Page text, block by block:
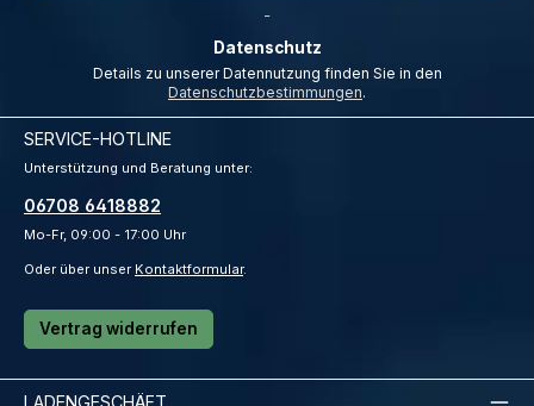
Datenschutz
Datenschutzbestimmungen.
SERVICE-HOTLINE
Unterstützung und Beratung unter:
06708 6418882
Mo-Fr, 09:00 - 17:00 Uhr
Oder über unser Kontaktformular.
Vertrag widerrufen
LADENGESCHÄFT